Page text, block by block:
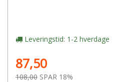
Leveringstid: 1-2 hverdage
87,50
108,00 SPAR 18%